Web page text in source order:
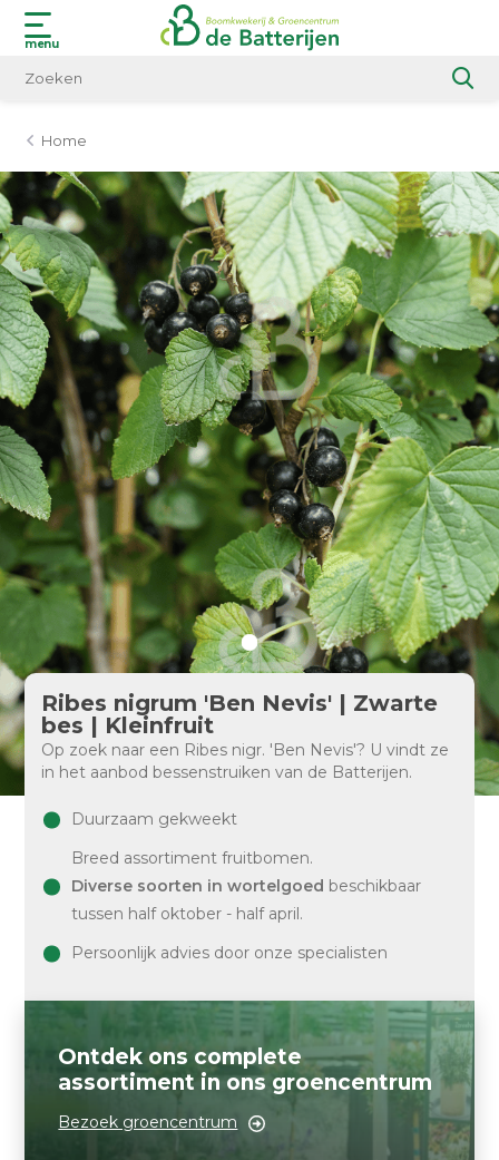
menu
Home
Ribes nigrum 'Ben Nevis' | Zwarte
bes | Kleinfruit
Op zoek naar een Ribes nigr. 'Ben Nevis'? U vindt ze
in het aanbod bessenstruiken van de Batterijen.
Duurzaam gekweekt
Breed assortiment fruitbomen.
Diverse soorten in wortelgoed beschikbaar
tussen half oktober - half april.
Persoonlijk advies door onze specialisten
Ontdek ons complete
assortiment in ons groencentrum
Bezoek groencentrum